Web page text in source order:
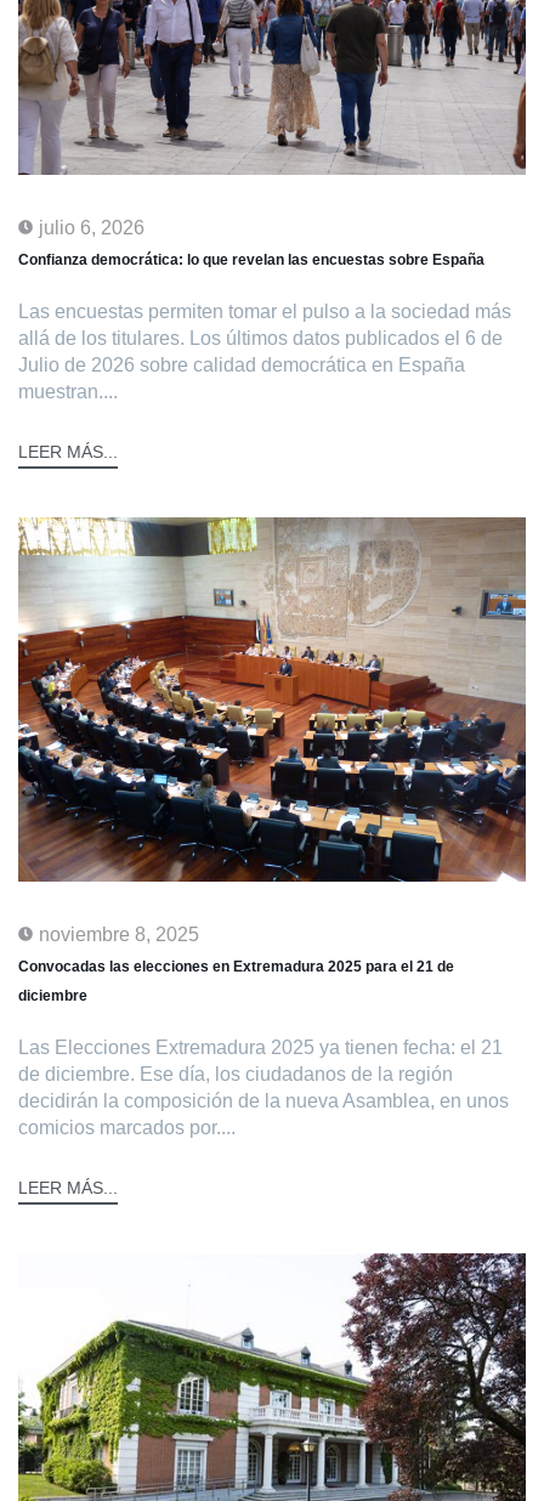
julio 6, 2026
Confianza democrática: lo que revelan las encuestas sobre España
Las encuestas permiten tomar el pulso a la sociedad más
allá de los titulares. Los últimos datos publicados el 6 de
Julio de 2026 sobre calidad democrática en España
muestran....
LEER MÁS...
noviembre 8, 2025
Convocadas las elecciones en Extremadura 2025 para el 21 de
diciembre
Las Elecciones Extremadura 2025 ya tienen fecha: el 21
de diciembre. Ese día, los ciudadanos de la región
decidirán la composición de la nueva Asamblea, en unos
comicios marcados por....
LEER MÁS...